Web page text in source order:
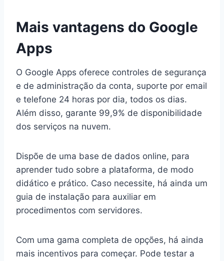
Mais vantagens do Google
Apps
O Google Apps oferece controles de segurança
e de administração da conta, suporte por email
e telefone 24 horas por dia, todos os dias.
Além disso, garante 99,9% de disponibilidade
dos serviços na nuvem.
Dispõe de uma base de dados online, para
aprender tudo sobre a plataforma, de modo
didático e prático. Caso necessite, há ainda um
guia de instalação para auxiliar em
procedimentos com servidores.
Com uma gama completa de opções, há ainda
mais incentivos para começar. Pode testar a